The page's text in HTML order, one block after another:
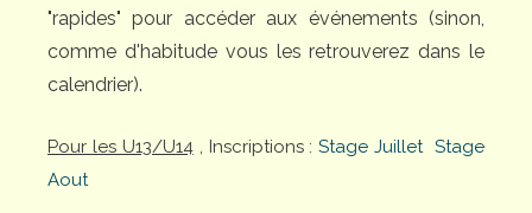
"rapides" pour accéder aux événements (sinon,
comme d'habitude vous les retrouverez dans le
calendrier).
Pour les U13/U14, Inscriptions :Stage Juillet Stage
Aout